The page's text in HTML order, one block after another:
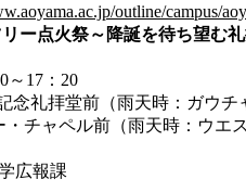
outline/campus/
ー点火祭～降誕を待ち望む
～17：20
念礼拝堂前（雨天時：ガウ
ャペル前（雨天時：ウエ
広報課